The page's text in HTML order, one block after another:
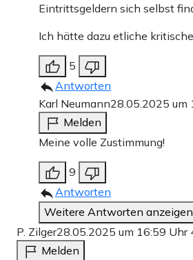
Eintrittsgeldern sich selbst
Ich hätte dazu etliche
5
Antworten
Karl Neumann28.05.2025 um
Melden
Meine volle Zustimmung!
9
Antworten
Weitere Antworten
P. Zilger28.05.2025 um 16:59 Uhr
Melden